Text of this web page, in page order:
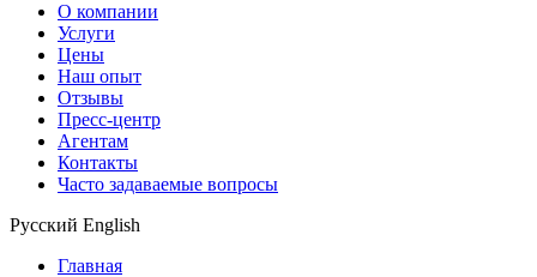
О компании
Услуги
Цены
Наш опыт
Отзывы
Пресс-центр
Агентам
Контакты
Часто задаваемые вопросы
Русский English
Главная